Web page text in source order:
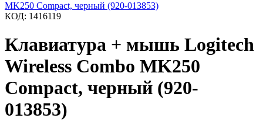
КОД: 1416119
Клавиатура + мышь Logitech
Wireless Combo MK250
Compact, черный (920-
013853)